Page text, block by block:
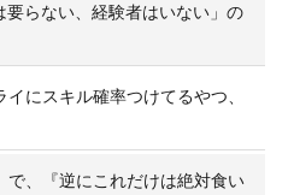
要らない、経験者はいない」の
イにスキル確率つけてるやつ、
で、『逆にこれだけは絶対食い